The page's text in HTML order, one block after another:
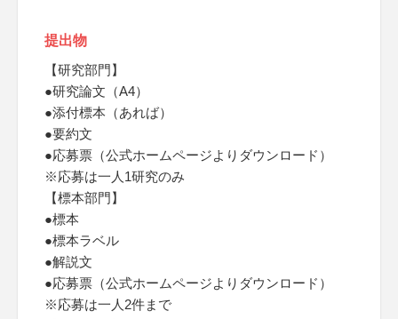
提出物
【研究部門】
●研究論文（A4）
●添付標本（あれば）
●要約文
●応募票（公式ホームページよりダウンロード）
※応募は一人1研究のみ
【標本部門】
●標本
●標本ラベル
●解説文
●応募票（公式ホームページよりダウンロード）
※応募は一人2件まで